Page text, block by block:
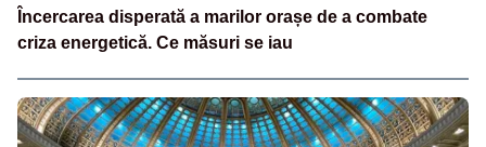
Încercarea disperată a marilor orașe de a combate
criza energetică. Ce măsuri se iau